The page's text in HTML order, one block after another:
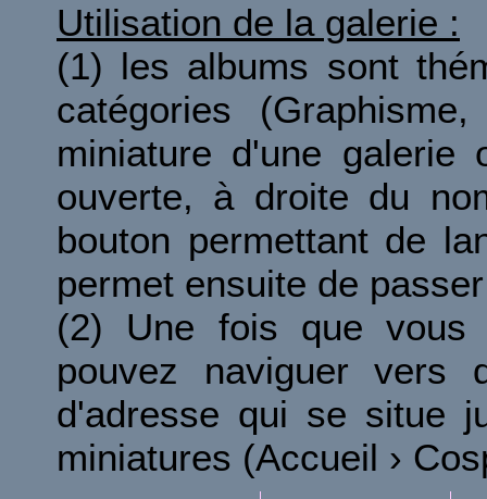
Utilisation de la galerie :
(1) les albums sont
catégories
miniature d'une galerie
ouverte, à droite du
bouton permettant de
permet ensuite de
(2) Une fois que vous
pouvez naviguer vers
d'adresse qui se situe
miniatures (Accueil ›